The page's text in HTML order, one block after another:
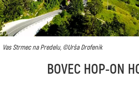
Vas Strmec na Predelu, ©Urša Drofenik
BOVEC HOP-ON